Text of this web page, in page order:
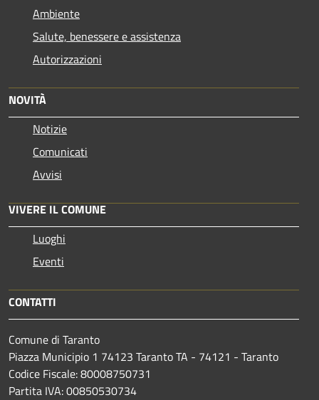
Ambiente
Salute, benessere e assistenza
Autorizzazioni
NOVITÀ
Notizie
Comunicati
Avvisi
VIVERE IL COMUNE
Luoghi
Eventi
CONTATTI
Comune di Taranto
Piazza Municipio 1 74123 Taranto TA - 74121 - Taranto
Codice Fiscale: 80008750731
Partita IVA: 00850530734